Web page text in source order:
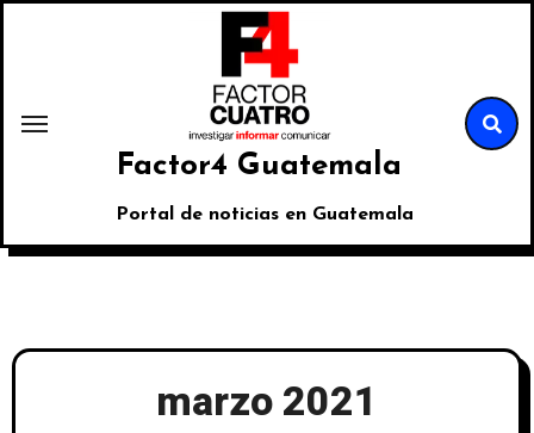
Factor4 Guatemala
Portal de noticias en Guatemala
marzo 2021